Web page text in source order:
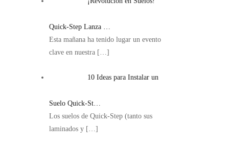
Quick-Step Lanza …
Esta mañana ha tenido lugar un evento
clave en nuestra […]
10 Ideas para Instalar un
Suelo Quick-St…
Los suelos de Quick-Step (tanto sus
laminados y […]